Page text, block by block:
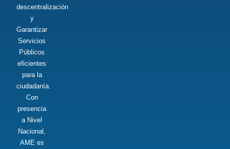
descentralización
y
Garantizar
Servicios
Públicos
eficientes
para la
ciudadanía.
Con
presencia
a Nivel
Nacional,
AME es